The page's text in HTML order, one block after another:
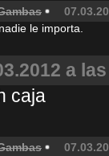
nadie le importa.
a
caja